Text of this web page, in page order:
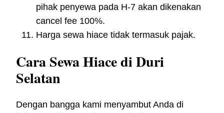
pihak penyewa pada H-7 akan dikenakan
cancel fee 100%.
Harga sewa hiace tidak termasuk pajak.
Cara Sewa Hiace di Duri
Selatan
Dengan bangga kami menyambut Anda di